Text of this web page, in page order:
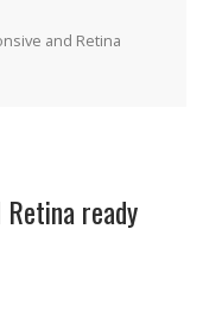
and Retina
ready